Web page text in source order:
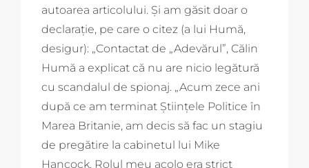
autoarea articolului. Și am găsit doar o
declarație, pe care o citez (a lui Humă,
desigur): „Contactat de „Adevărul”, Călin
Humă a explicat că nu are nicio legătură
cu scandalul de spionaj. „Acum zece ani
după ce am terminat Ştiinţele Politice în
Marea Britanie, am decis să fac un stagiu
de pregătire la cabinetul lui Mike
Hancock. Rolul meu acolo era strict